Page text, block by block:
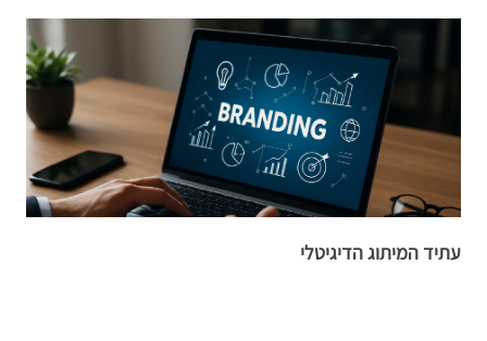
עתיד המיתוג הדיגיטלי